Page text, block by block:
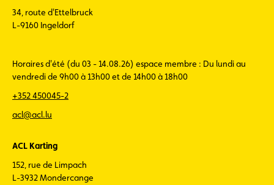
34, route d'Ettelbruck
L-9160 Ingeldorf
Horaires d'été (du 03 - 14.08.26) espace membre : Du lundi au
vendredi de 9h00 à 13h00 et de 14h00 à 18h00
+352 450045-2
acl@acl.lu
ACL Karting
152, rue de Limpach
L-3932 Mondercange